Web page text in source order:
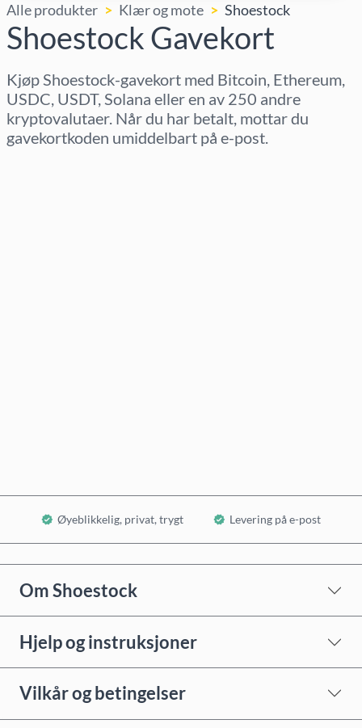
Alle produkter Klær og mote Shoestock
Shoestock Gavekort
Kjøp Shoestock-gavekort med Bitcoin, Ethereum,
USDC, USDT, Solana eller en av 250 andre
kryptovalutaer. Når du har betalt, mottar du
gavekortkoden umiddelbart på e-post.
Øyeblikkelig, privat, trygt Levering på e-post
Om Shoestock
Hjelp og instruksjoner
Vilkår og betingelser